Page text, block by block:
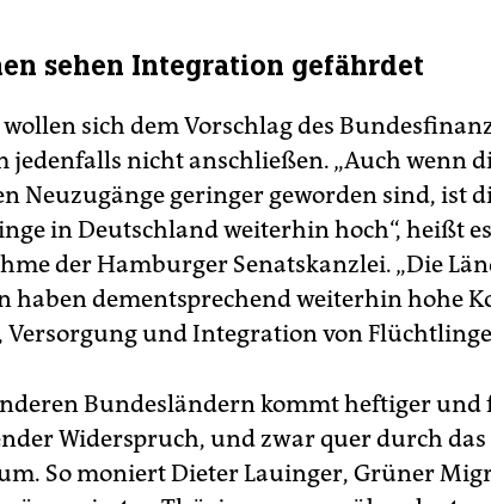
sehen Integration gefährdet
sich dem Vorschlag des
jedenfalls nicht anschließen. „Auch wenn
Neuzugänge geringer geworden sind, ist
in Deutschland weiterhin hoch“, heißt
der Hamburger Senatskanzlei. „Die
haben dementsprechend weiterhin hohe
Versorgung und Integration von
Bundesländern kommt heftiger und
Widerspruch, und zwar quer durch
So moniert Dieter Lauinger, Grüner